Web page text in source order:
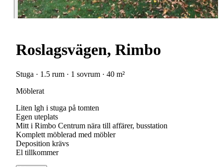
Roslagsvägen, Rimbo
Stuga · 1.5 rum · 1 sovrum · 40 m²
Möblerat
Liten lgh i stuga på tomten
Egen uteplats
Mitt i Rimbo Centrum nära till affärer, busstation
Komplett möblerad med möbler
Deposition krävs
El tillkommer